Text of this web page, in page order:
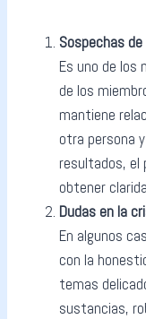
Sospechas
Es uno de los
de los
mantiene
otra persona
resultados, el
obtener
Dudas en la
En algunos
con la
temas
sustancias,